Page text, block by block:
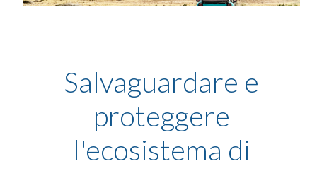
Salvaguardare e
proteggere
l'ecosistema di